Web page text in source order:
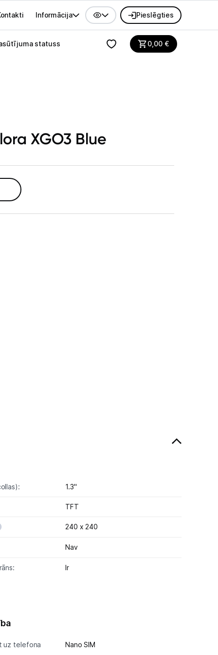
izvēlne
Informācija Pieslēgties
statuss 0,00€
XGO3 Blue
1.3"
TFT
240 x 240
Nav
Ir
uz telefona
Nano SIM